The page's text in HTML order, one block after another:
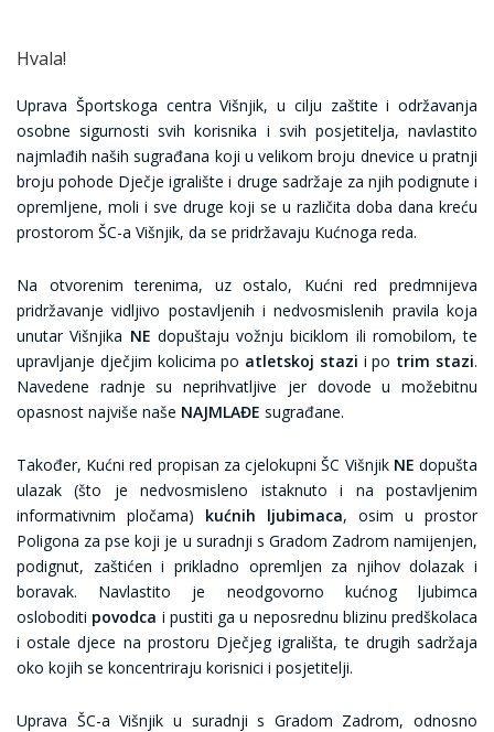
Hvala!
Uprava Športskoga centra Višnjik, u cilju zaštite i održavanja
osobne sigurnosti svih korisnika i svih posjetitelja, navlastito
najmlađih naših sugrađana koji u velikom broju dnevice u pratnji
broju pohode Dječje igralište i druge sadržaje za njih podignute i
opremljene, moli i sve druge koji se u različita doba dana kreću
prostorom ŠC-a Višnjik, da se pridržavaju Kućnoga reda.
Na otvorenim terenima, uz ostalo, Kućni red predmnijeva
pridržavanje vidljivo postavljenih i nedvosmislenih pravila koja
unutar Višnjika NE dopuštaju vožnju biciklom ili romobilom, te
upravljanje dječjim kolicima po atletskoj stazi i po trim stazi.
Navedene radnje su neprihvatljive jer dovode u možebitnu
opasnost najviše naše NAJMLAĐE sugrađane.
Također, Kućni red propisan za cjelokupni ŠC Višnjik NE dopušta
ulazak (što je nedvosmisleno istaknuto i na postavljenim
informativnim pločama) kućnih ljubimaca, osim u prostor
Poligona za pse koji je u suradnji s Gradom Zadrom namijenjen,
podignut, zaštićen i prikladno opremljen za njihov dolazak i
boravak. Navlastito je neodgovorno kućnog ljubimca
osloboditi povodca i pustiti ga u neposrednu blizinu predškolaca
i ostale djece na prostoru Dječjeg igrališta, te drugih sadržaja
oko kojih se koncentriraju korisnici i posjetitelji.
Uprava ŠC-a Višnjik u suradnji s Gradom Zadrom, odnosno